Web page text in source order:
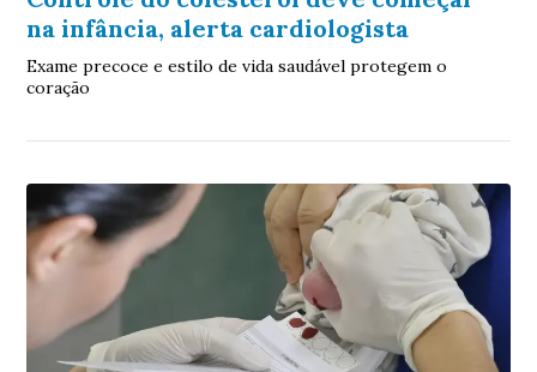
na infância, alerta cardiologista
Exame precoce e estilo de vida saudável protegem o
coração